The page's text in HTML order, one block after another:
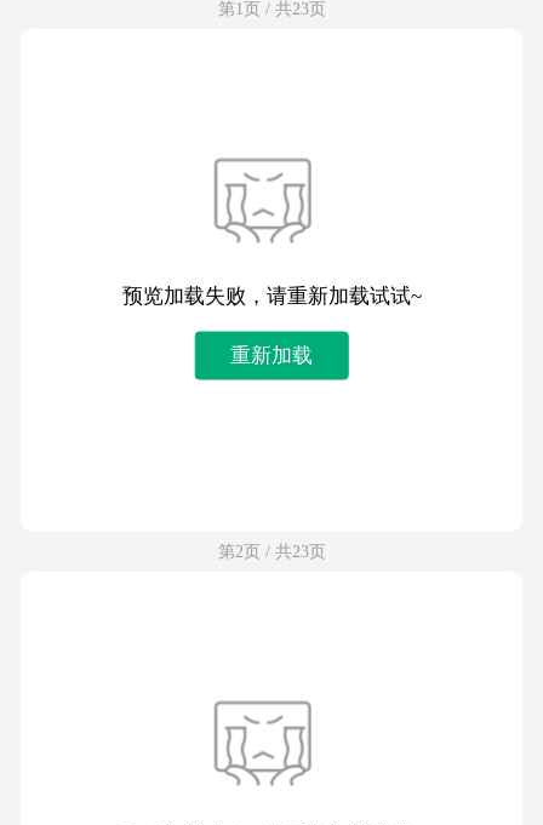
第1页 / 共23页
预览加载失败，请重新加载试试~
重新加载
第2页 / 共23页